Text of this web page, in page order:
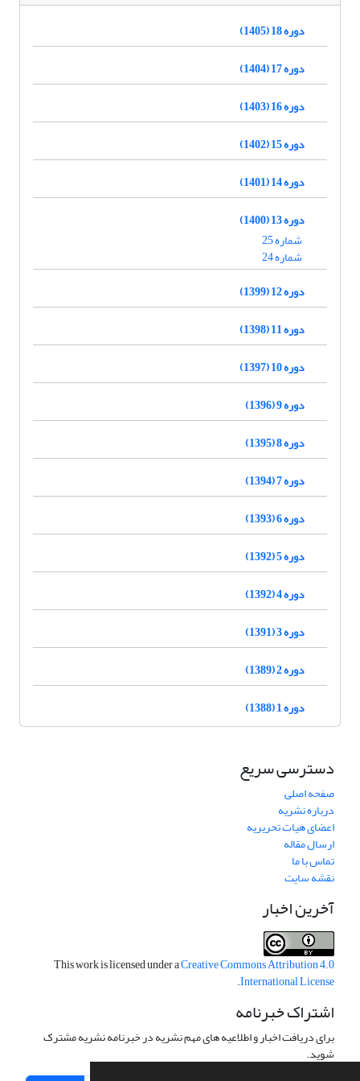
دوره 18 (1405)
دوره 17 (1404)
دوره 16 (1403)
دوره 15 (1402)
دوره 14 (1401)
دوره 13 (1400)
شماره 25
شماره 24
دوره 12 (1399)
دوره 11 (1398)
دوره 10 (1397)
دوره 9 (1396)
دوره 8 (1395)
دوره 7 (1394)
دوره 6 (1393)
دوره 5 (1392)
دوره 4 (1392)
دوره 3 (1391)
دوره 2 (1389)
دوره 1 (1388)
دسترسی سریع
صفحه اصلی
درباره نشریه
اعضای هیات تحریریه
ارسال مقاله
تماس با ما
نقشه سایت
آخرین اخبار
This work is licensed under aCreative Commons Attribution 4.0
International License
.
اشتراک خبرنامه
برای دریافت اخبار و اطلاعیه های مهم نشریه در خبرنامه نشریه مشترک
شوید.